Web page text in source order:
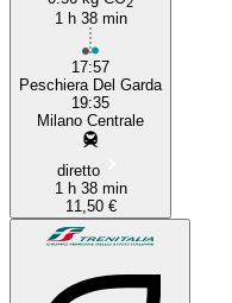
1 h 38 min
17:57
Peschiera Del Garda
19:35
Milano Centrale
diretto
1 h 38 min
11,50 €